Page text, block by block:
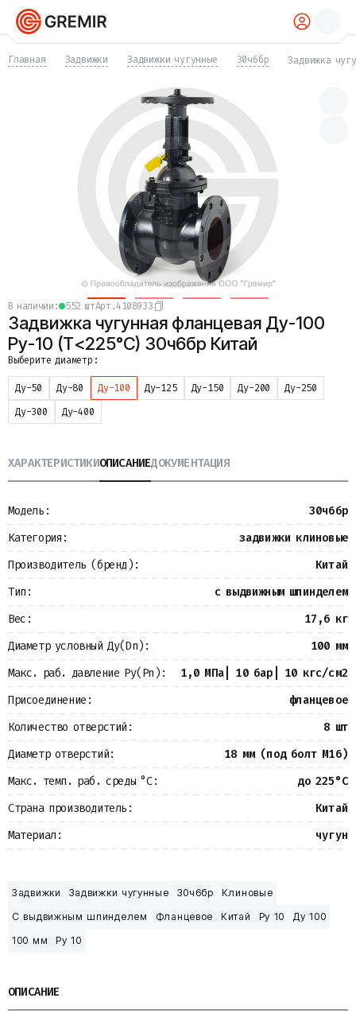
Переходы
Задвижки
Компенсаторы
Фасонные части
Крепеж
Прокладки и уплотнения
Теплоизоляция
Измерительные приборы
Баки
Детали трубопроводов
Главная Задвижки Задвижки чугунные 30ч6бр Задвижка
в наличии: 552 штАрт.4108933
Задвижка чугунная фланцевая Ду-100
Ру-10 (Т<225°С) 30ч6бр Китай
Выберите диаметр:
Ду-50 Ду-80 Ду-100 Ду-125 Ду-150 Ду-200
Ду-250
Ду-300
Ду-400
ХАРАКТЕРИСТИКИОПИСАНИЕДОКУМЕНТАЦИЯ
Модель:
30ч6бр
Категория:
задвижки клиновые
Производитель (бренд):
Китай
Тип:
с выдвижным шпинделем
Вес:
17,6 кг
Диаметр условный Ду(Dn):
100 мм
Макс. раб. давление Ру(Pn):
1,0 МПа| 10 бар| 10 кгс/см2
Присоединение:
фланцевое
Количество отверстий:
8 шт
Диаметр отверстий:
18 мм (под болт М16)
Макс. темп. раб. среды °С:
до 225°С
Страна производитель:
Китай
Материал:
чугун
Задвижки Задвижки чугунные 30ч6бр
Клиновые
С выдвижным шпинделем
Фланцевое Китай Ру 10
Ду 100
100 мм
Ру 10
ОПИСАНИЕ